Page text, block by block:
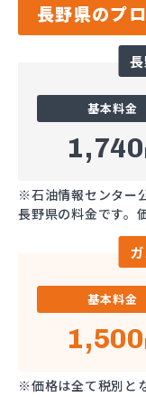
長野県のプ
基本料金
1,740
※石油情報センター
長野県の料金です。
基本料金
1,500
※価格は全て税別と